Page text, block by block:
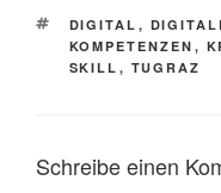
SCHLAGWÖRTER
DIGITAL ,
KOMPETENZEN ,
SKILL , TUGRAZ
Schreibe einen